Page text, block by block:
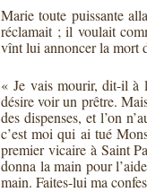
Marie toute puissante
réclamait ; il voulait
vînt lui annoncer la mort
« Je vais mourir, dit-il à
désire voir un prêtre.
des dispenses, et l’on
c’est moi qui ai tué
premier vicaire à Saint
donna la main pour
main. Faites-lui ma